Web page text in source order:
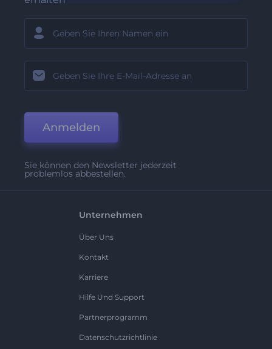
Anmelden
Sie können den Newsletter jederzeit
problemlos abbestellen.
Unternehmen
Über Uns
Kontakt
Karriere
Hilfe Und Support
Partnerprogramm
Datenschutzrichtlinie